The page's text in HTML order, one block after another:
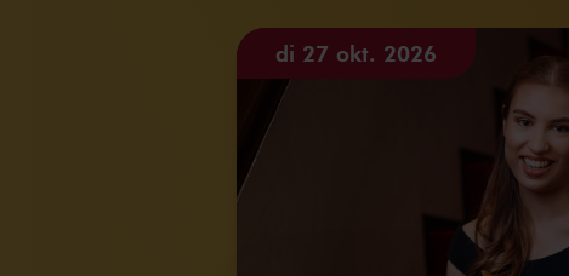
di 27 okt. 2026